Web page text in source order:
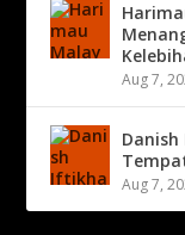
Aug 7,
Aug 7,